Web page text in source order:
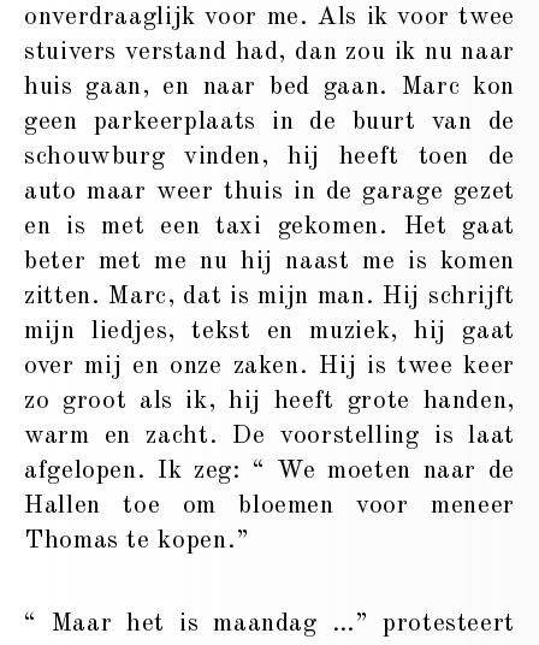
onverdraaglijk voor me. Als ik voor twee
stuivers verstand had, dan zou ik nu naar
huis gaan, en naar bed gaan. Marc kon
geen parkeerplaats in de buurt van de
schouwburg vinden, hij heeft toen de
auto maar weer thuis in de garage gezet
en is met een taxi gekomen. Het gaat
beter met me nu hij naast me is komen
zitten. Marc, dat is mijn man. Hij schrijft
mijn liedjes, tekst en muziek, hij gaat
over mij en onze zaken. Hij is twee keer
zo groot als ik, hij heeft grote handen,
warm en zacht. De voorstelling is laat
afgelopen. Ik zeg: “ We moeten naar de
Hallen toe om bloemen voor meneer
Thomas te kopen.”
“ Maar het is maandag …” protesteert